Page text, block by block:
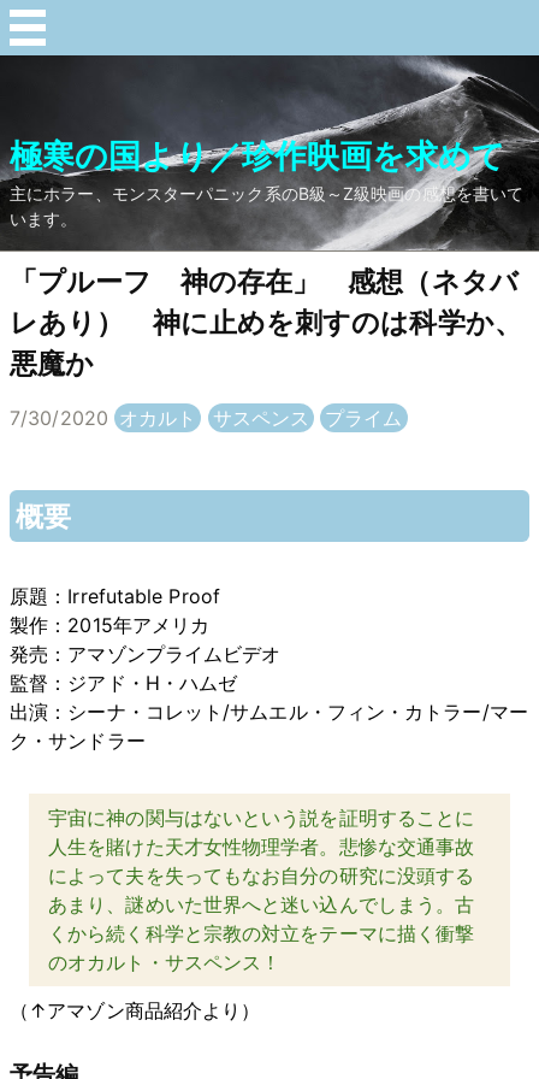
極寒の国より／珍作映画を求めて
主にホラー、モンスターパニック系のB級～Z級映画の感想を書いて
います。
「プルーフ 神の存在」 感想（ネタバ
レあり） 神に止めを刺すのは科学か、
悪魔か
7/30/2020 オカルト サスペンス プライム
概要
原題：Irrefutable Proof
製作：2015年アメリカ
発売：アマゾンプライムビデオ
監督：ジアド・H・ハムゼ
出演：シーナ・コレット/サムエル・フィン・カトラー/マー
ク・サンドラー
宇宙に神の関与はないという説を証明することに
人生を賭けた天才女性物理学者。悲惨な交通事故
によって夫を失ってもなお自分の研究に没頭する
あまり、謎めいた世界へと迷い込んでしまう。古
くから続く科学と宗教の対立をテーマに描く衝撃
のオカルト・サスペンス！
（↑アマゾン商品紹介より）